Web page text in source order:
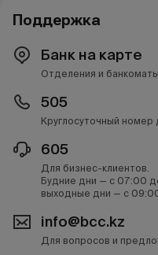
Поддержка
Банк на карте
Отделения и банкоматы
505
Круглосуточный номер
605
Для бизнес-клиентов.
Будние дни — с 07:00
выходные дни — с
info@bcc.kz
Для вопросов и